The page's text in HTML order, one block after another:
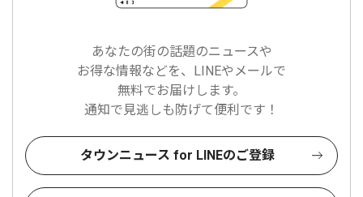
あなたの街の話題のニュースや
お得な情報などを、LINEやメールで
無料でお届けします。
通知で見逃しも防げて便利です！
タウンニュース for LINEのご登録